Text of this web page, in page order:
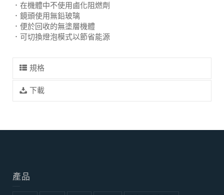
．在機體中不使用鹵化阻燃劑
．鏡頭使用無鉛玻璃
．便於回收的無塗層機體
．可切換燈泡模式以節省能源
規格
下載
產品